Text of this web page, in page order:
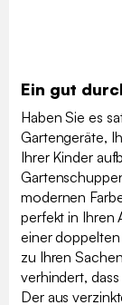
Ein gut
Haben Sie es
Gartengeräte,
Ihrer Kinder
modernen
perfekt in Ihren
einer
zu Ihren
verhindert,
Der aus